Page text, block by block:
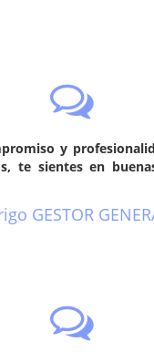
y
te sientes en
GESTOR